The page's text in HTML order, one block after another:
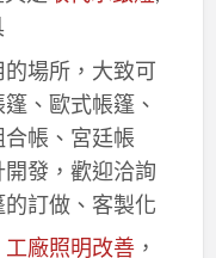
場所，大致可
、歐式帳篷、
帳、宮廷帳
開發，歡迎洽詢
訂做、客製化
工廠照明改善，